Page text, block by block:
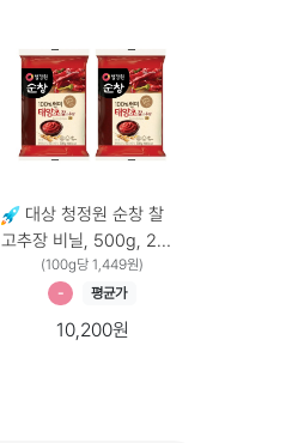
대상 청정원 순창 찰
고추장 비닐, 500g, 2개
500g × 2개
(100g당 1,449원)
-
평균가
10,200원